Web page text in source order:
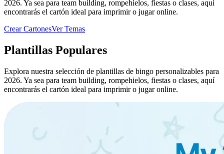
2026. Ya sea para team building, rompehielos, fiestas o clases, aquí
encontrarás el cartón ideal para imprimir o jugar online.
Crear CartonesVer Temas
Plantillas Populares
Explora nuestra selección de plantillas de bingo personalizables para
2026. Ya sea para team building, rompehielos, fiestas o clases, aquí
encontrarás el cartón ideal para imprimir o jugar online.